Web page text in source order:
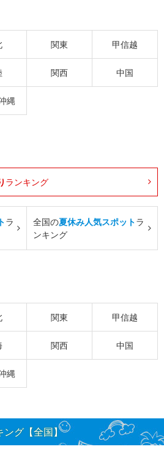
関東 甲信越
関西 中国
縄
ランキング
ラ
全国の夏休み人気スポットラ
ンキング
関東 甲信越
関西 中国
縄
ング【全国】